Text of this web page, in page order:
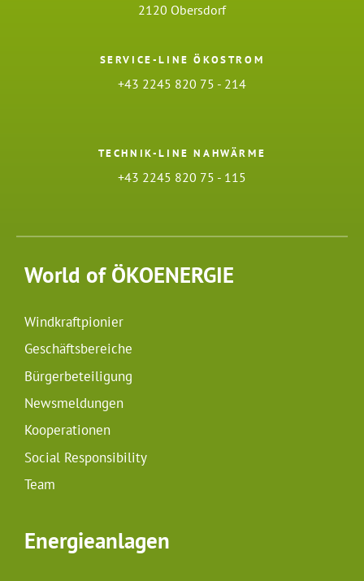
2120 Obersdorf
SERVICE-LINE ÖKOSTROM
+43 2245 820 75 - 214
TECHNIK-LINE NAHWÄRME
+43 2245 820 75 - 115
World of ÖKOENERGIE
Windkraftpionier
Geschäftsbereiche
Bürgerbeteiligung
Newsmeldungen
Kooperationen
Social Responsibility
Team
Energieanlagen